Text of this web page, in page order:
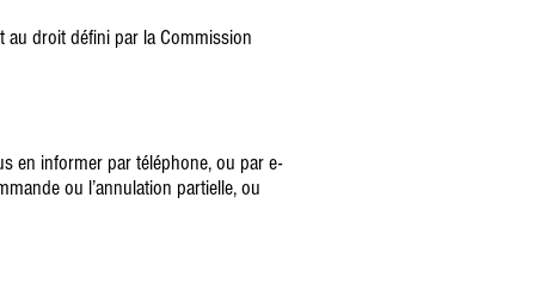
droit défini par la Commission
en informer par téléphone, ou par e-
ou l’annulation partielle, ou